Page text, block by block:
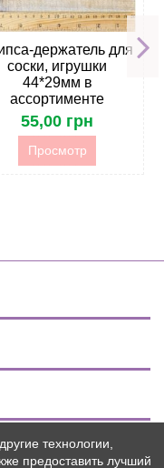
держатель для
соски, игрушки
44*29мм в
ассортименте
55,00 грн
Просмотр
технологии,
предоставить лучший